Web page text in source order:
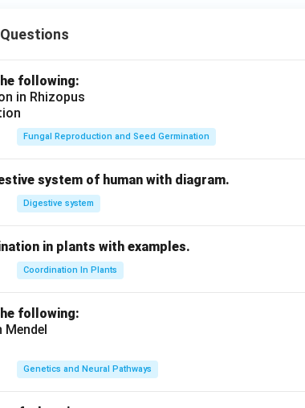
following:
in Rhizopus
Fungal Reproduction and Seed Germination
system of human with diagram.
Digestive system
in plants with examples.
Coordination In Plants
following:
Mendel
Genetics and Neural Pathways